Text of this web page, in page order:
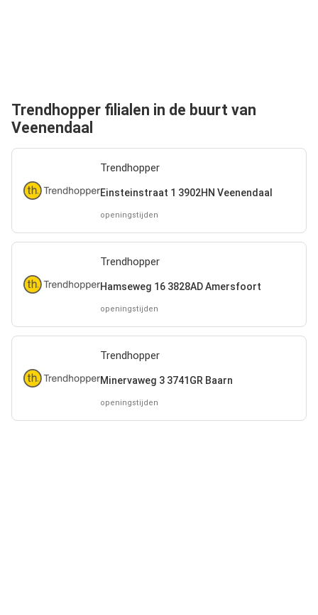
Trendhopper filialen in de buurt van
Veenendaal
Trendhopper
Einsteinstraat 1 3902HN Veenendaal
openingstijden
Trendhopper
Hamseweg 16 3828AD Amersfoort
openingstijden
Trendhopper
Minervaweg 3 3741GR Baarn
openingstijden